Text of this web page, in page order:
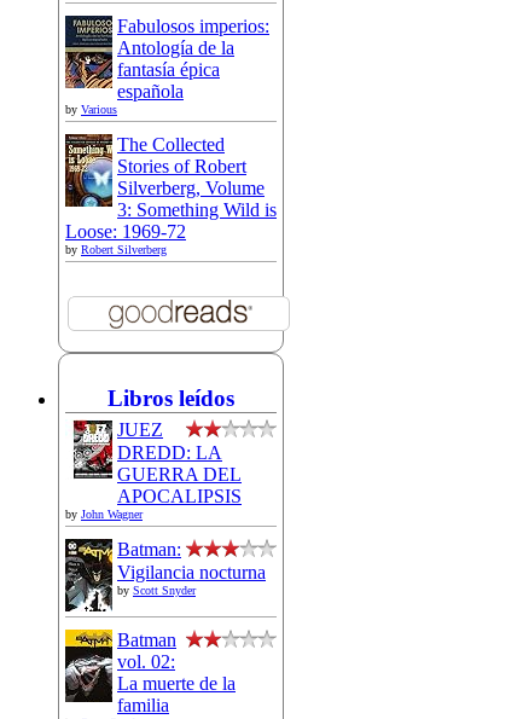
Fabulosos imperios:
Antología de la
fantasía épica
española
by Various
The Collected
Stories of Robert
Silverberg, Volume
3: Something Wild is
Loose: 1969-72
by Robert Silverberg
Libros leídos
JUEZ
DREDD: LA
GUERRA DEL
APOCALIPSIS
by John Wagner
Batman:
Vigilancia nocturna
by Scott Snyder
Batman
vol. 02:
La muerte de la
familia